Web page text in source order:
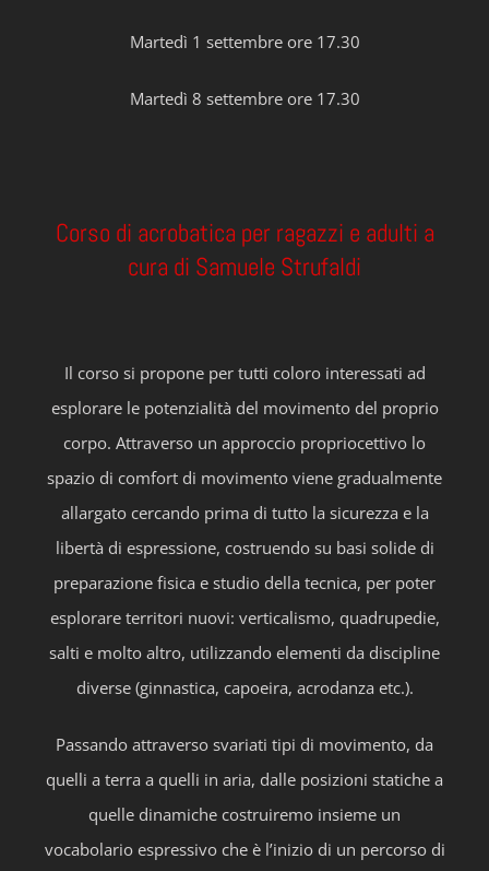
Martedì 1 settembre ore 17.30
Martedì 8 settembre ore 17.30
Corso di acrobatica per ragazzi e adulti a
cura di Samuele Strufaldi
Il corso si propone per tutti coloro interessati ad
esplorare le potenzialità del movimento del proprio
corpo. Attraverso un approccio propriocettivo lo
spazio di comfort di movimento viene gradualmente
allargato cercando prima di tutto la sicurezza e la
libertà di espressione, costruendo su basi solide di
preparazione fisica e studio della tecnica, per poter
esplorare territori nuovi: verticalismo, quadrupedie,
salti e molto altro, utilizzando elementi da discipline
diverse (ginnastica, capoeira, acrodanza etc.).
Passando attraverso svariati tipi di movimento, da
quelli a terra a quelli in aria, dalle posizioni statiche a
quelle dinamiche costruiremo insieme un
vocabolario espressivo che è l’inizio di un percorso di